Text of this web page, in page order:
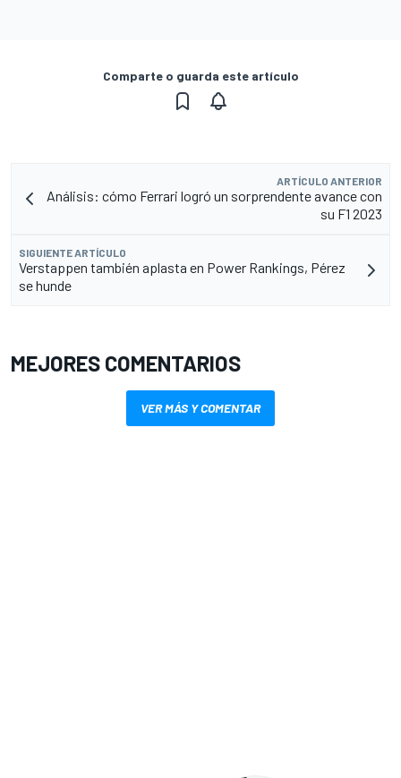
Comparte o guarda este artículo
ARTÍCULO ANTERIOR
Análisis: cómo Ferrari logró un sorprendente avance con
su F1 2023
SIGUIENTE ARTÍCULO
Verstappen también aplasta en Power Rankings, Pérez
se hunde
MEJORES COMENTARIOS
VER MÁS Y COMENTAR